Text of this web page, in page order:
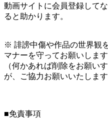
動画サイトに会員登録して
ると助かります。
※ 誹謗中傷や作品の世界観
マナーを守ってお願いします
（何かあれば削除をお願い
が、ご協力お願いいたします
■免責事項